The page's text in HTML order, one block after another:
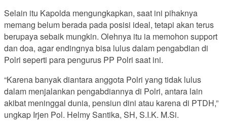
Selain itu Kapolda mengungkapkan, saat ini pihaknya
memang belum berada pada posisi ideal, tetapi akan terus
berupaya sebaik mungkin. Olehnya itu ia memohon support
dan doa, agar endingnya bisa lulus dalam pengabdian di
Polri seperti para pengurus PP Polri saat ini.
“Karena banyak diantara anggota Polri yang tidak lulus
dalam menjalankan pengabdiannya di Polri, antara lain
akibat meninggal dunia, pensiun dini atau karena di PTDH,”
ungkap Irjen Pol. Helmy Santika, SH, S.I.K. M.Si.